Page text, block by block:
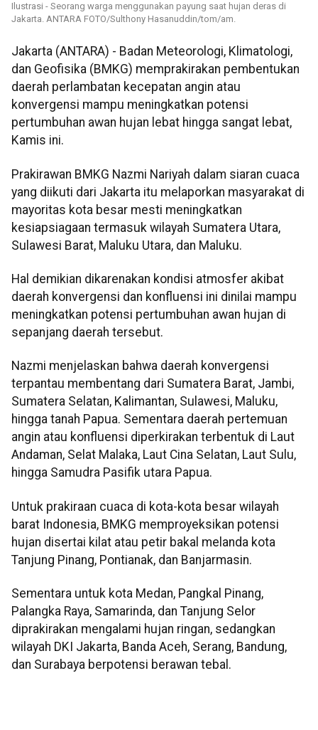
Ilustrasi - Seorang warga menggunakan payung saat hujan deras di
Jakarta. ANTARA FOTO/Sulthony Hasanuddin/tom/am.
Jakarta (ANTARA) - Badan Meteorologi, Klimatologi,
dan Geofisika (BMKG) memprakirakan pembentukan
daerah perlambatan kecepatan angin atau
konvergensi mampu meningkatkan potensi
pertumbuhan awan hujan lebat hingga sangat lebat,
Kamis ini.
Prakirawan BMKG Nazmi Nariyah dalam siaran cuaca
yang diikuti dari Jakarta itu melaporkan masyarakat di
mayoritas kota besar mesti meningkatkan
kesiapsiagaan termasuk wilayah Sumatera Utara,
Sulawesi Barat, Maluku Utara, dan Maluku.
Hal demikian dikarenakan kondisi atmosfer akibat
daerah konvergensi dan konfluensi ini dinilai mampu
meningkatkan potensi pertumbuhan awan hujan di
sepanjang daerah tersebut.
Nazmi menjelaskan bahwa daerah konvergensi
terpantau membentang dari Sumatera Barat, Jambi,
Sumatera Selatan, Kalimantan, Sulawesi, Maluku,
hingga tanah Papua. Sementara daerah pertemuan
angin atau konfluensi diperkirakan terbentuk di Laut
Andaman, Selat Malaka, Laut Cina Selatan, Laut Sulu,
hingga Samudra Pasifik utara Papua.
Untuk prakiraan cuaca di kota-kota besar wilayah
barat Indonesia, BMKG memproyeksikan potensi
hujan disertai kilat atau petir bakal melanda kota
Tanjung Pinang, Pontianak, dan Banjarmasin.
Sementara untuk kota Medan, Pangkal Pinang,
Palangka Raya, Samarinda, dan Tanjung Selor
diprakirakan mengalami hujan ringan, sedangkan
wilayah DKI Jakarta, Banda Aceh, Serang, Bandung,
dan Surabaya berpotensi berawan tebal.